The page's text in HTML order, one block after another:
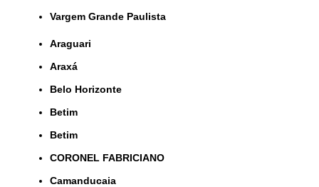
Vargem Grande Paulista
Araguari
Araxá
Belo Horizonte
Betim
Betim
CORONEL FABRICIANO
Camanducaia